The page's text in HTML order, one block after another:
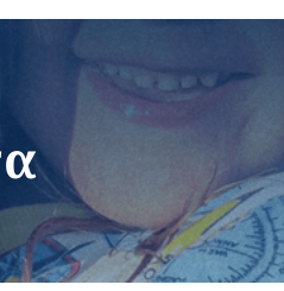
Συμμαχία Σπάνιων Παθήσεων
Συντονιστικό Συμβούλιο
Συνδέσμων Ασθενών
ΓΙΝΟΜΑΙ
ΕΘΕΛΟΝΤΗΣ
Περισσότερα